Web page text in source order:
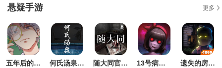
悬疑手游 更多
五年后的来信正式版 何氏汤泉官方ios版 随大同官方版 13号病院苹果版 遗失的房间官方版